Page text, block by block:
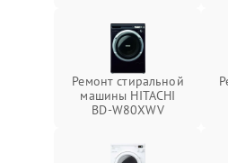
Ремонт стиральной
машины HITACHI
BD-W80XWV